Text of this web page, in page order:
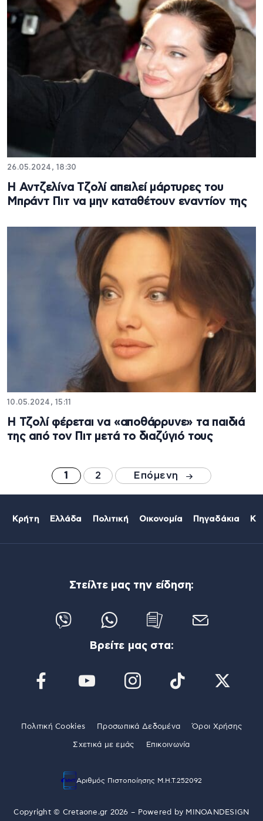
26.05.2024, 18:30
Η Αντζελίνα Τζολί απειλεί μάρτυρες του
Μπράντ Πιτ να μην καταθέτουν εναντίον της
10.05.2024, 15:11
Η Τζολί φέρεται να «αποθάρρυνε» τα παιδιά
της από τον Πιτ μετά το διαζύγιό τους
1 2 Επόμενη
Κρήτη Ελλάδα Πολιτική Οικονομία Πηγαδάκια
Στείλτε μας την είδηση:
Βρείτε μας στα:
Πολιτική Cookies Προσωπικά Δεδομένα Όροι Χρήσης
Σχετικά με εμάς Επικοινωνία
Αριθμός Πιστοποίησης Μ.Η.Τ.252092
Copyright © Cretaone.gr 2026 – Powered by MINOANDESIGN